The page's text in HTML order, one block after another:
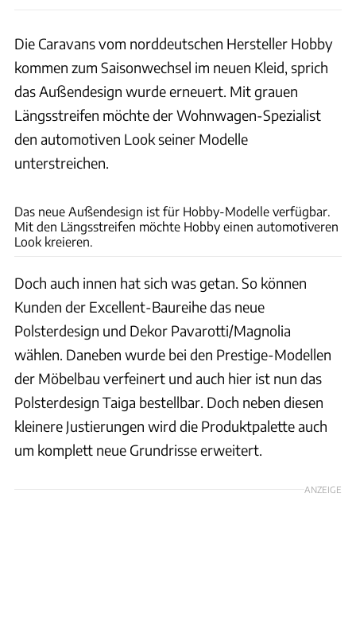
Die Caravans vom norddeutschen Hersteller Hobby
kommen zum Saisonwechsel im neuen Kleid, sprich
das Außendesign wurde erneuert. Mit grauen
Längsstreifen möchte der Wohnwagen-Spezialist
den automotiven Look seiner Modelle
unterstreichen.
Das neue Außendesign ist für Hobby-Modelle verfügbar.
Mit den Längsstreifen möchte Hobby einen automotiveren
Look kreieren.
Doch auch innen hat sich was getan. So können
Kunden der Excellent-Baureihe das neue
Polsterdesign und Dekor Pavarotti/Magnolia
wählen. Daneben wurde bei den Prestige-Modellen
der Möbelbau verfeinert und auch hier ist nun das
Polsterdesign Taiga bestellbar. Doch neben diesen
kleinere Justierungen wird die Produktpalette auch
um komplett neue Grundrisse erweitert.
ANZEIGE